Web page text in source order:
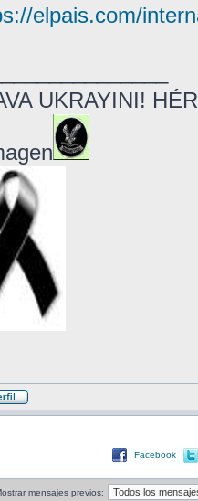
elpais.com/
UKRAYINI!
Facebook
mensajes previos: